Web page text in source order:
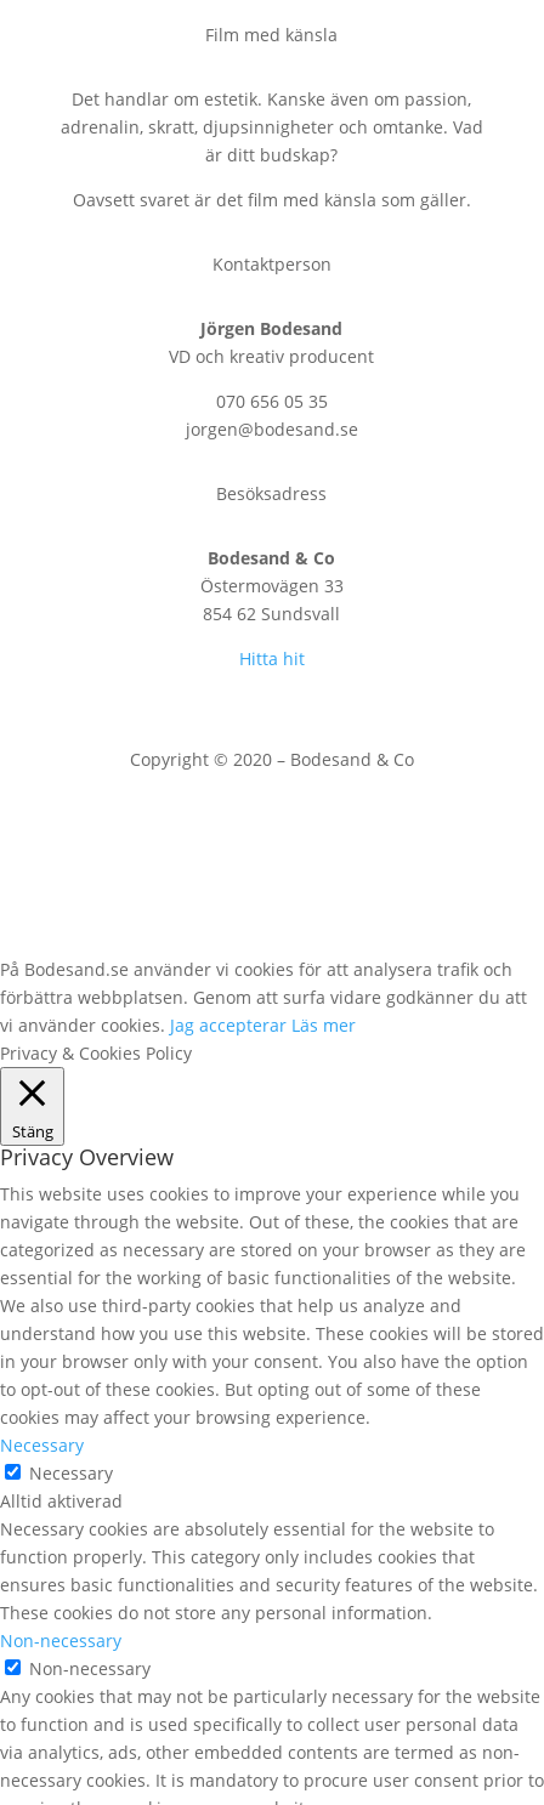
Film med känsla
Det handlar om estetik. Kanske även om passion,
adrenalin, skratt, djupsinnigheter och omtanke. Vad
är ditt budskap?
Oavsett svaret är det film med känsla som gäller.
Kontaktperson
Jörgen Bodesand
VD och kreativ producent
070 656 05 35
jorgen@bodesand.se
Besöksadress
Bodesand & Co
Östermovägen 33
854 62 Sundsvall
Hitta hit
Copyright © 2020 – Bodesand & Co
På Bodesand.se använder vi cookies för att analysera trafik och
förbättra webbplatsen. Genom att surfa vidare godkänner du att
vi använder cookies. Jag accepterar Läs mer
Privacy & Cookies Policy
Stäng
Privacy Overview
This website uses cookies to improve your experience while you
navigate through the website. Out of these, the cookies that are
categorized as necessary are stored on your browser as they are
essential for the working of basic functionalities of the website.
We also use third-party cookies that help us analyze and
understand how you use this website. These cookies will be stored
in your browser only with your consent. You also have the option
to opt-out of these cookies. But opting out of some of these
cookies may affect your browsing experience.
Necessary
Necessary
Alltid aktiverad
Necessary cookies are absolutely essential for the website to
function properly. This category only includes cookies that
ensures basic functionalities and security features of the website.
These cookies do not store any personal information.
Non-necessary
Non-necessary
Any cookies that may not be particularly necessary for the website
to function and is used specifically to collect user personal data
via analytics, ads, other embedded contents are termed as non-
necessary cookies. It is mandatory to procure user consent prior to